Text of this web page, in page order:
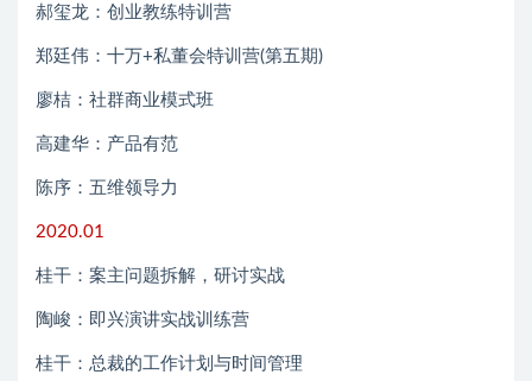
郝玺龙：创业教练特训营
郑廷伟：十万+私董会特训营(第五期)
廖桔：社群商业模式班
高建华：产品有范
陈序：五维领导力
2020.01
桂干：案主问题拆解，研讨实战
陶峻：即兴演讲实战训练营
桂干：总裁的工作计划与时间管理